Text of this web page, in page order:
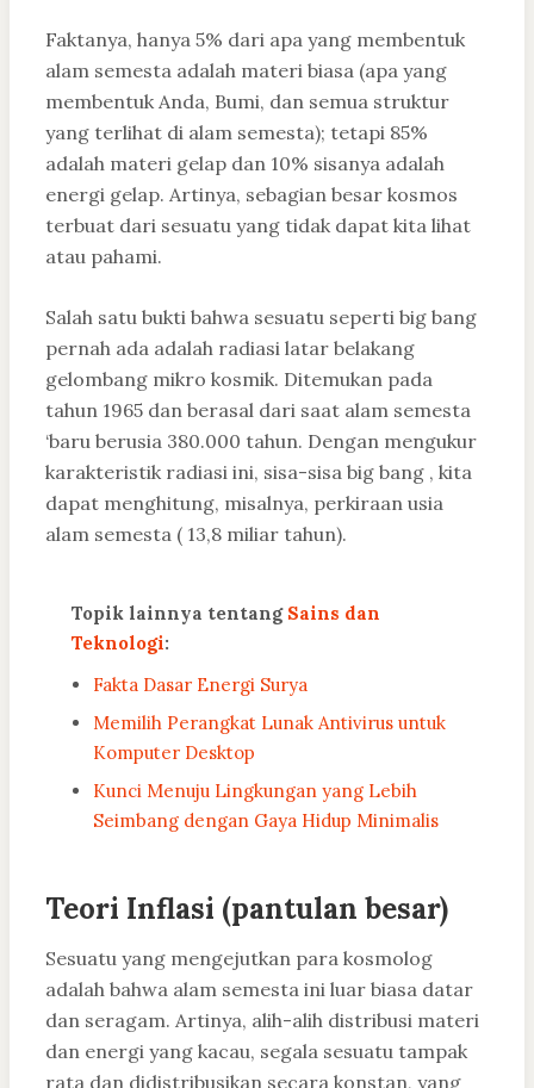
Faktanya, hanya 5% dari apa yang membentuk
alam semesta adalah materi biasa (apa yang
membentuk Anda, Bumi, dan semua struktur
yang terlihat di alam semesta); tetapi 85%
adalah materi gelap dan 10% sisanya adalah
energi gelap. Artinya, sebagian besar kosmos
terbuat dari sesuatu yang tidak dapat kita lihat
atau pahami.
Salah satu bukti bahwa sesuatu seperti big bang
pernah ada adalah radiasi latar belakang
gelombang mikro kosmik. Ditemukan pada
tahun 1965 dan berasal dari saat alam semesta
‘baru berusia 380.000 tahun. Dengan mengukur
karakteristik radiasi ini, sisa-sisa big bang , kita
dapat menghitung, misalnya, perkiraan usia
alam semesta ( 13,8 miliar tahun).
Topik lainnya tentang Sains dan
Teknologi:
Fakta Dasar Energi Surya
Memilih Perangkat Lunak Antivirus untuk
Komputer Desktop
Kunci Menuju Lingkungan yang Lebih
Seimbang dengan Gaya Hidup Minimalis
Teori Inflasi (pantulan besar)
Sesuatu yang mengejutkan para kosmolog
adalah bahwa alam semesta ini luar biasa datar
dan seragam. Artinya, alih-alih distribusi materi
dan energi yang kacau, segala sesuatu tampak
rata dan didistribusikan secara konstan, yang